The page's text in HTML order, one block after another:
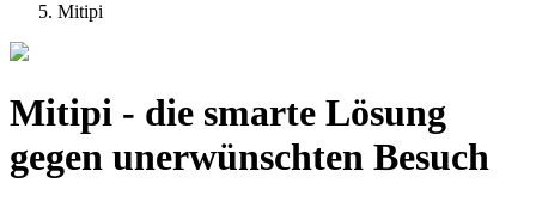
Mitipi
Mitipi - die smarte Lösung
gegen unerwünschten Besuch